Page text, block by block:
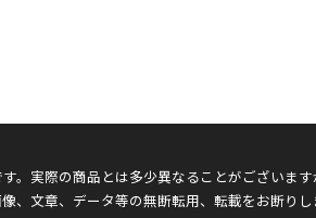
。実際の商品とは多少異なることがございます
、文章、データ等の無断転用、転載をお断りし